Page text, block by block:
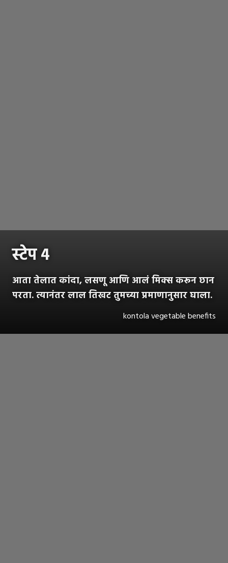
स्टेप ४
आता तेलात कांदा, लसणू आणि आलं मिक्स करून छान
परता. त्यानंतर लाल तिखट तुमच्या प्रमाणानुसार घाला.
kontola vegetable benefits